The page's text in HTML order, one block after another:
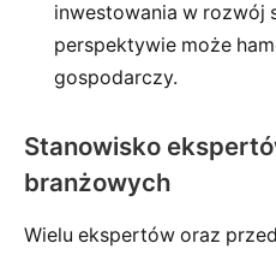
inwestowania w rozwój
perspektywie może
gospodarczy.
Stanowisko
branżowych
Wielu ekspertów oraz